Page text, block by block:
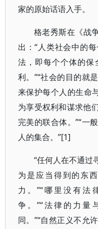
家的原始话语入手。
格老秀斯在《战
出：“人类社会中的
法，即每个个体的
利。”“社会的目的就
来保护每个人的生命
为享受权利和谋求他
完美的联合体。”“一
人的集合。”[1]
“任何人在不通过
为是应当得到的东
力。”“哪里没有法
争。”“法律的力量
同。”“自然正义不允